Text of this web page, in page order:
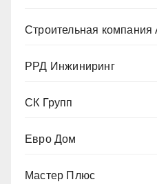
Строительная
РРД Инжиниринг
СК Групп
Евро Дом
Мастер Плюс